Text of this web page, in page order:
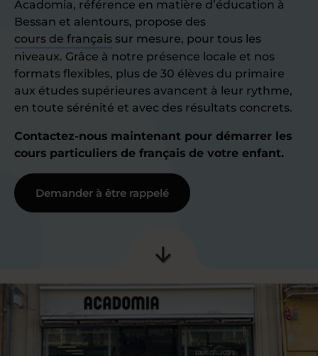
Acadomia, référence en matière d’éducation à
Bessan et alentours, propose des
cours de français sur mesure, pour tous les
niveaux. Grâce à notre présence locale et nos
formats flexibles, plus de 30 élèves du primaire
aux études supérieures avancent à leur rythme,
en toute sérénité et avec des résultats concrets.
Contactez-nous maintenant pour démarrer les
cours particuliers de français de votre enfant.
Demander à être rappelé